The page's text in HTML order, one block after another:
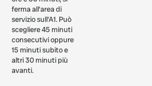
ferma all’area di
servizio sull’A1. Può
scegliere 45 minuti
consecutivi oppure
15 minuti subito e
altri 30 minuti più
avanti.